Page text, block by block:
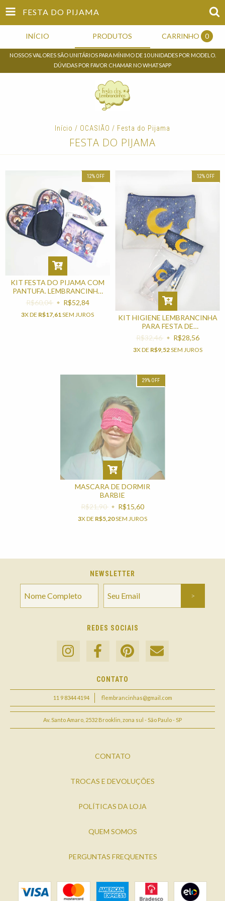
FESTA DO PIJAMA
INÍCIO PRODUTOS CARRINHO 0
NOSSOS VALORES SÃO UNITÁRIOS PARA MÍNIMO DE 10 UNIDADES POR MODELO.
DÚVIDAS POR FAVOR CHAMAR NO WHATSAPP
Início / OCASIÃO / Festa do Pijama
FESTA DO PIJAMA
12% OFF
KIT FESTA DO PIJAMA COM
PANTUFA. LEMBRANCINHA
PARA FESTA TEMA HARRY
POTTER
R$60,04 R$52,84
3X DE R$17,61SEM JUROS
12% OFF
KIT HIGIENE LEMBRANCINHA
PARA FESTA DE
ANIVERSÁRIO
R$32,46 R$28,56
3X DE R$9,52SEM JUROS
29% OFF
MASCARA DE DORMIR
BARBIE
R$21,90
R$15,60
3X DE R$5,20SEM JUROS
NEWSLETTER
REDES SOCIAIS
CONTATO
11 9 8344 4194 flembrancinhas@gmail.com
Av. Santo Amaro, 2532 Brooklin, zona sul - São Paulo - SP
CONTATO
TROCAS E DEVOLUÇÕES
POLÍTICAS DA LOJA
QUEM SOMOS
PERGUNTAS FREQUENTES